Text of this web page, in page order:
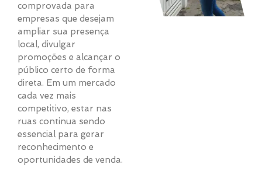
comprovada para
empresas que desejam
ampliar sua presença
local, divulgar
promoções e alcançar o
público certo de forma
direta. Em um mercado
cada vez mais
competitivo, estar nas
ruas continua sendo
essencial para gerar
reconhecimento e
oportunidades de venda.